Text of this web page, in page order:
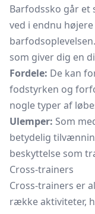
Barfodssko går et
ved i endnu
som giver dig en
Fordele: De kan
fodstyrken og
nogle typer af
Ulemper: Som
betydelig
beskyttelse som
Cross-trainers
Cross-trainers er
række aktiviteter,